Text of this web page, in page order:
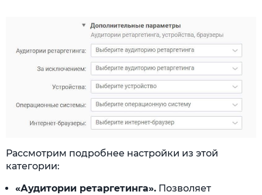
Рассмотрим подробнее настройки из этой
категории:
«Аудитории ретаргетинга». Позволяет